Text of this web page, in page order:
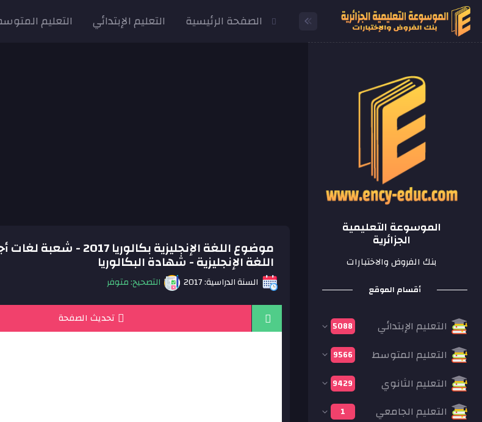
الصفحة الرئيسية التعليم الإبتدائي التعليم
الموسوعة التعليمية
الجزائرية
بنك الفروض والاختبارات
أقسام الموقع
التعليم الإبتدائي 5088
التعليم المتوسط 9566
التعليم الثانوي 9429
التعليم الجامعي 1
موضوع اللغة الإنجليزية
اللغة الإنجليزية - شهادة البكالوريا
السنة الدراسية: 2017 التصحيح: متوفر
تحديث الصفحة